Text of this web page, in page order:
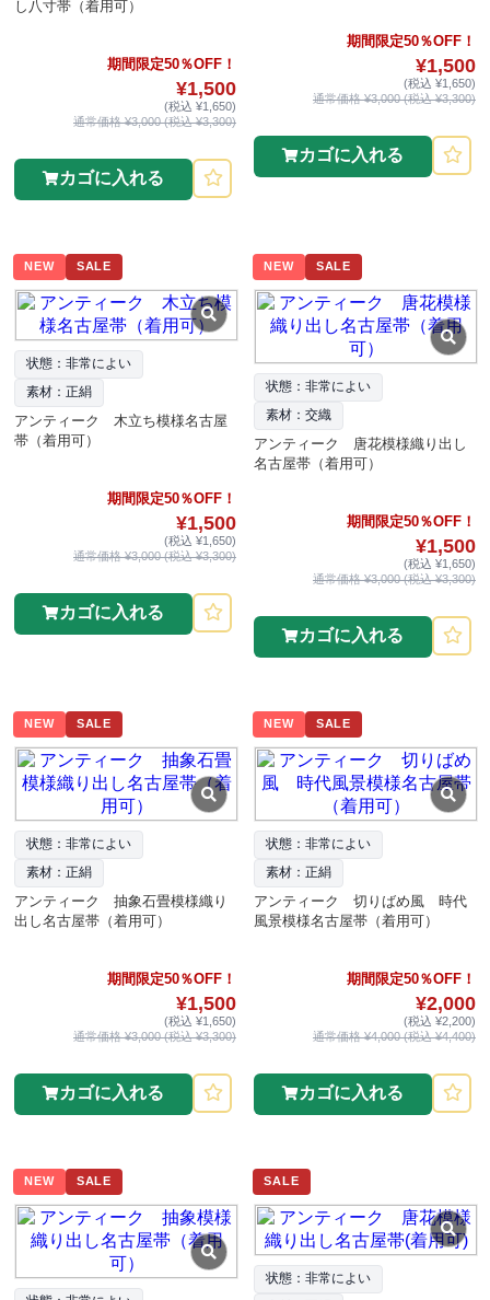
し八寸帯（着用可）
期間限定50％OFF！
¥1,500
(税込 ¥1,650)
通常価格 ¥3,000 (税込 ¥3,300)
カゴに入れる
期間限定50％OFF！
¥1,500
(税込 ¥1,650)
通常価格 ¥3,000 (税込 ¥3,300)
カゴに入れる
NEW SALE
状態：非常によい
素材：正絹
アンティーク 木立ち模様名古屋
帯（着用可）
期間限定50％OFF！
¥1,500
(税込 ¥1,650)
通常価格 ¥3,000 (税込 ¥3,300)
カゴに入れる
NEW SALE
状態：非常によい
素材：交織
アンティーク 唐花模様織り出し
名古屋帯（着用可）
期間限定50％OFF！
¥1,500
(税込 ¥1,650)
通常価格 ¥3,000 (税込 ¥3,300)
カゴに入れる
NEW SALE
状態：非常によい
素材：正絹
アンティーク 抽象石畳模様織り
出し名古屋帯（着用可）
期間限定50％OFF！
¥1,500
(税込 ¥1,650)
通常価格 ¥3,000 (税込 ¥3,300)
カゴに入れる
NEW SALE
状態：非常によい
素材：正絹
アンティーク 切りばめ風 時代
風景模様名古屋帯（着用可）
期間限定50％OFF！
¥2,000
(税込 ¥2,200)
通常価格 ¥4,000 (税込 ¥4,400)
カゴに入れる
NEW SALE SALE
状態：非常によい